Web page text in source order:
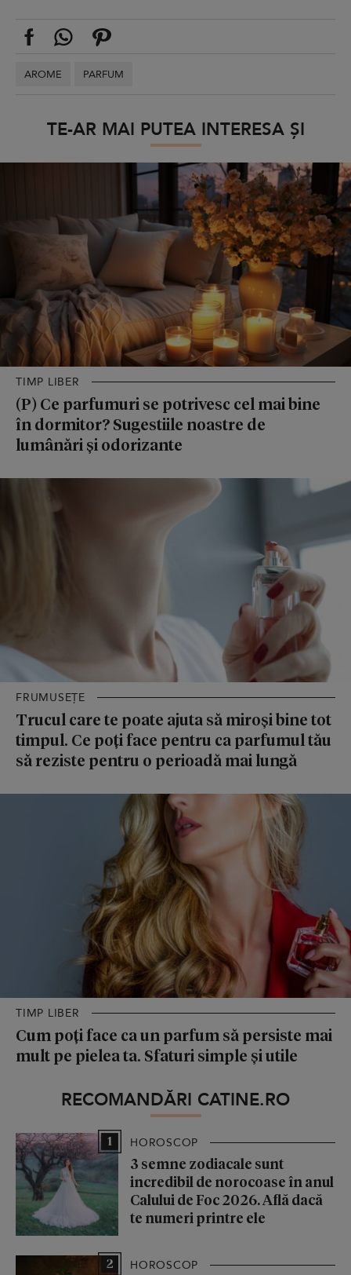
AROME PARFUM
TE-AR MAI PUTEA INTERESA ȘI
TIMP LIBER
(P) Ce parfumuri se potrivesc cel mai bine
în dormitor? Sugestiile noastre de
lumânări și odorizante
FRUMUSEȚE
Trucul care te poate ajuta să miroși bine tot
timpul. Ce poți face pentru ca parfumul tău
să reziste pentru o perioadă mai lungă
TIMP LIBER
Cum poți face ca un parfum să persiste mai
mult pe pielea ta. Sfaturi simple și utile
RECOMANDĂRI CATINE.RO
1 HOROSCOP
3 semne zodiacale sunt
incredibil de norocoase în anul
Calului de Foc 2026. Află dacă
te numeri printre ele
2 HOROSCOP